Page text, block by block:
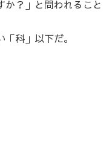
か？」と問われること
科」以下だ。